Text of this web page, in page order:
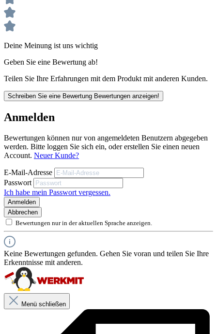
Produktbeschreibung
von Gehörschutzkapseln, Helm und Anstoßkappen
Komplett metallfrei
Farblose PC-Scheibe
Standards. So ist auch bei Überkopfarbeiten optimaler
Schutz gewährleistet.
Auch bei der Stirnabstandsmessung konnte die uvex pheos
cx2 punkten. Dabei wird über vier Messpunkte der Abstand
zwischen Brille und Stirn ermittelt. Das Ergebnis: Die höchst
ergonomische Bügelbrille bietet im Vergleich zu den bereits
sehr leistungsstarken Schutzbrillen uvex pheos und uvex
pheos s noch mehr Schutz und Tragekomfort.
Produktbeschreibung
Deine Meinung ist uns wichtig
Geben Sie eine Bewertung ab!
Teilen Sie Ihre Erfahrungen mit dem Produkt mit anderen Kunden.
Schreiben Sie eine Bewertung Bewertungen anzeigen!
Anmelden
Bewertungen können nur von angemeldeten Benutzern abgegeben
werden. Bitte loggen Sie sich ein, oder erstellen Sie einen neuen
Account. Neuer Kunde?
E-Mail-Adresse
Passwort
Ich habe mein Passwort vergessen.
Anmelden
Abbrechen
Bewertungen nur in der aktuellen Sprache anzeigen.
Keine Bewertungen gefunden. Gehen Sie voran und teilen Sie Ihre
Erkenntnisse mit anderen.
Menü schließen